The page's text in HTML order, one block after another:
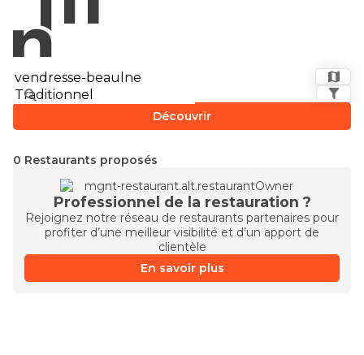
Découvrir
0 Restaurants proposés
Professionnel de la restauration ?
Rejoignez notre réseau de restaurants partenaires pour
profiter d’une meilleur visibilité et d’un apport de
clientèle
En savoir plus